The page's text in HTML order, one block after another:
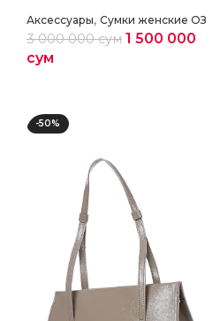
Аксессуары, Сумки женские ОЗ
3 000 000сум 1 500 000
сум
-50%